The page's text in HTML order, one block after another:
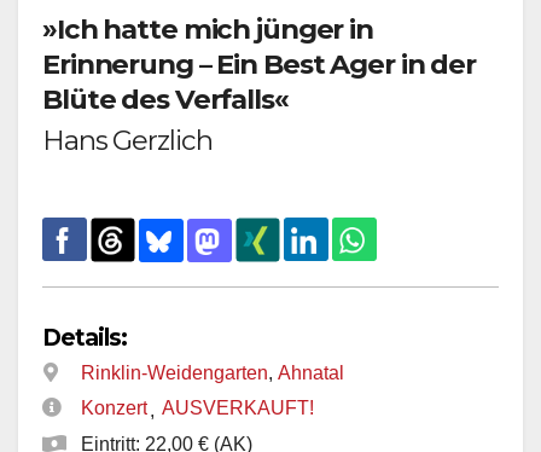
»Ich hatte mich jünger in
Erinnerung – Ein Best Ager in der
Blüte des Verfalls«
Hans Gerzlich
Details:
Rinklin-Weidengarten, Ahnatal
Konzert, AUSVERKAUFT!
Eintritt: 22,00 € (AK)